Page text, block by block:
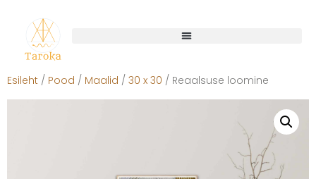
Esileht / Pood / Maalid / 30 x 30 / Reaalsuse loomine